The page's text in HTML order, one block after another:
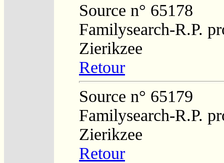
Source n° 65178
Familysearch-R.P.
Zierikzee
Retour
Source n° 65179
Familysearch-R.P.
Zierikzee
Retour